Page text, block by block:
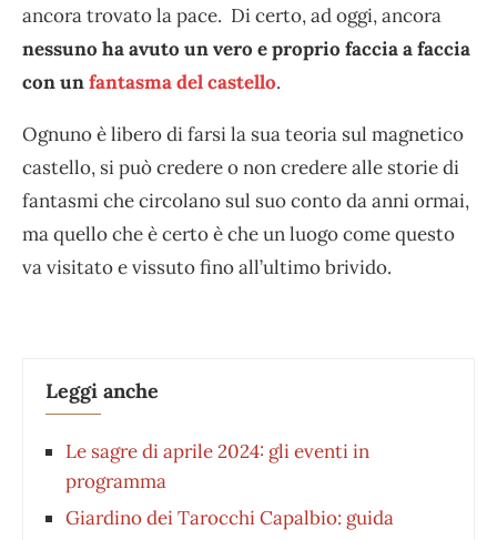
ancora trovato la pace. Di certo, ad oggi, ancora
nessuno ha avuto un vero e proprio faccia a faccia
con unfantasma del castello.
Ognuno è libero di farsi la sua teoria sul magnetico
castello, si può credere o non credere alle storie di
fantasmi che circolano sul suo conto da anni ormai,
ma quello che è certo è che un luogo come questo
va visitato e vissuto fino all’ultimo brivido.
Leggi anche
Le sagre di aprile 2024: gli eventi in
programma
Giardino dei Tarocchi Capalbio: guida